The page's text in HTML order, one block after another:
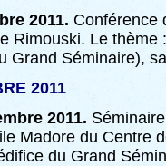
2011. Conférence
Rimouski. Le thème
Grand Séminaire),
2011
2011.
Madore du Centre
du Grand